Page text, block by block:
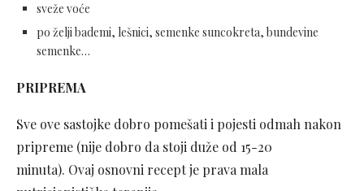
sveže voće
po želji bademi, lešnici, semenke suncokreta, bundevine
semenke…
PRIPREMA
Sve ove sastojke dobro pomešati i pojesti odmah nakon
pripreme (nije dobro da stoji duže od 15-20
minuta). Ovaj osnovni recept je prava mala